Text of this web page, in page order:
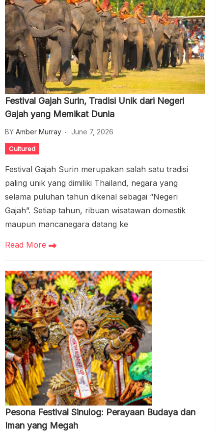
Festival Gajah Surin, Tradisi Unik dari Negeri
Gajah yang Memikat Dunia
BY Amber Murray June 7, 2026
Cultured
Festival Gajah Surin merupakan salah satu tradisi
paling unik yang dimiliki Thailand, negara yang
selama puluhan tahun dikenal sebagai “Negeri
Gajah”. Setiap tahun, ribuan wisatawan domestik
maupun mancanegara datang ke
Read More
Pesona Festival Sinulog: Perayaan Budaya dan
Iman yang Megah